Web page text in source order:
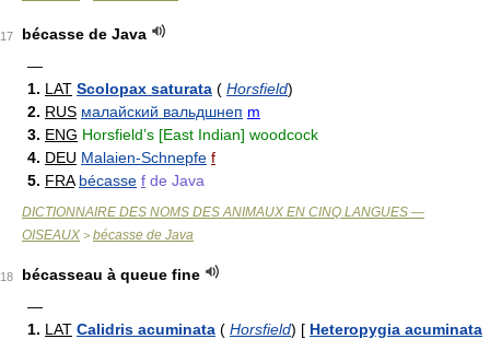
17
bécasse de Java
—
1. LAT Scolopax saturata ( Horsfield)
2. RUS малайский вальдшнеп m
3. ENG Horsfield’s [East Indian] woodcock
4. DEU Malaien-Schnepfe f
5. FRA bécasse f de Java
DICTIONNAIRE DES NOMS DES ANIMAUX EN CINQ LANGUES —
OISEAUX > bécasse de Java
18
bécasseau à queue fine
—
1. LAT Calidris acuminata ( Horsfield) [ Heteropygia acuminata